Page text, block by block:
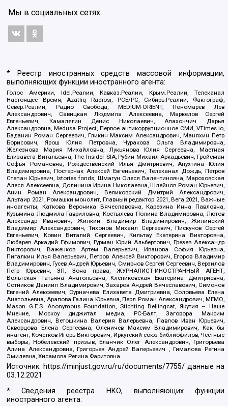
Мы в социальных сетях:
* Реестр иностранных средств массовой информации,
выполняющих функции иностранного агента:
Голос Америки, Idel.Реалии, Кавказ.Реалии, Крым.Реалии, Телеканал
Настоящее Время, Azatliq Radiosi, PCE/PC, Сибирь.Реалии, Фактограф,
Север.Реалии, Радио Свобода, MEDIUM-ORIENT, Пономарев Лев
Александрович, Савицкая Людмила Алексеевна, Маркелов Сергей
Евгеньевич, Камалягин Денис Николаевич, Апахончич Дарья
Александровна, Medusa Project, Первое антикоррупционное СМИ, VTimes.io,
Баданин Роман Сергеевич, Гликин Максим Александрович, Маняхин Петр
Борисович, Ярош Юлия Петровна, Чуракова Ольга Владимировна,
Железнова Мария Михайловна, Лукьянова Юлия Сергеевна, Маетная
Елизавета Витальевна, The Insider SIA, Рубин Михаил Аркадьевич, Гройсман
Софья Романовна, Рождественский Илья Дмитриевич, Апухтина Юлия
Владимировна, Постернак Алексей Евгеньевич, Телеканал Дождь, Петров
Степан Юрьевич, Istories fonds, Шмагун Олеся Валентиновна, Мароховская
Алеся Алексеевна, Долинина Ирина Николаевна, Шлейнов Роман Юрьевич,
Анин Роман Александрович, Великовский Дмитрий Александрович,
Альтаир 2021, Ромашки монолит, Главный редактор 2021, Вега 2021, Важные
иноагенты, Каткова Вероника Вячеславовна, Карезина Инна Павловна,
Кузьмина Людмила Гавриловна, Костылева Полина Владимировна, Лютов
Александр Иванович, Жилкин Владимир Владимирович, Жилинский
Владимир Александрович, Тихонов Михаил Сергеевич, Пискунов Сергей
Евгеньевич, Ковин Виталий Сергеевич, Кильтау Екатерина Викторовна,
Любарев Аркадий Ефимович, Гурман Юрий Альбертович, Грезев Александр
Викторович, Важенков Артем Валерьевич, Иванова София Юрьевна,
Пигалкин Илья Валерьевич, Петров Алексей Викторович, Егоров Владимир
Владимирович, Гусев Андрей Юрьевич, Смирнов Сергей Сергеевич, Верзилов
Петр Юрьевич, ЗП, Зона права, ЖУРНАЛИСТ-ИНОСТРАННЫЙ АГЕНТ,
Вольтская Татьяна Анатольевна, Клепиковская Екатерина Дмитриевна,
Сотников Даниил Владимирович, Захаров Андрей Вячеславович, Симонов
Евгений Алексеевич, Сурначева Елизавета Дмитриевна, Соловьева Елена
Анатольевна, Арапова Галина Юрьевна, Перл Роман Александрович, МЕМО,
Mason G.E.S. Anonymous Foundation, Stichting Bellingcat, Якутия – Наше
Мнение, Москоу диджитал медиа, РС-Балт, Заговора Максим
Александрович, Ветошкина Валерия Валерьевна, Павлов Иван Юрьевич,
Скворцова Елена Сергеевна, Оленичев Максим Владимирович, Как бы
инагент, Кочетков Игорь Викторович, Иркутский союз библиофилов, Честные
выборы, Нобелевский призыв, Еланчик Олег Александрович, Григорьева
Алина Александровна, Григорьев Андрей Валерьевич , Гималова Регина
Эмилевна, Хисамова Регина Фаритовна
Источник: https://minjust.gov.ru/ru/documents/7755/ данные на
03.12.2021
* Сведения реестра НКО, выполняющих функции
иностранного агента: